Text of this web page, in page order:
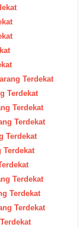
Terdekat
Terdekat
Terdekat
Terdekat
Terdekat
Terdekat
Terdekat
Terdekat
Terdekat